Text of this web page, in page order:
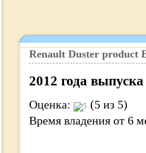
Renault Duster product
2012 года выпуска
Оценка:
(5 из 5)
Время владения от 6